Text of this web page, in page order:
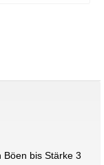
Böen bis Stärke 3